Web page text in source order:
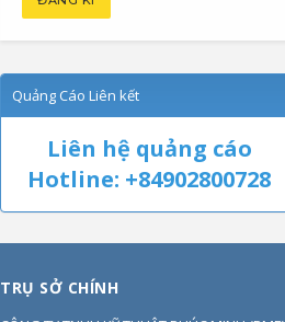
Quảng Cáo Liên kết
Liên hệ quảng cáo
Hotline: +84902800728
TRỤ SỞ CHÍNH